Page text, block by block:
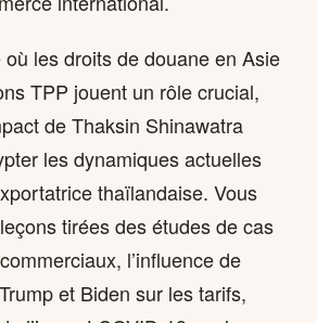
les droits de douane en Asie
TPP jouent un rôle crucial,
de Thaksin Shinawatra
les dynamiques actuelles
thaïlandaise. Vous
tirées des études de cas
l’influence de
et Biden sur les tarifs,